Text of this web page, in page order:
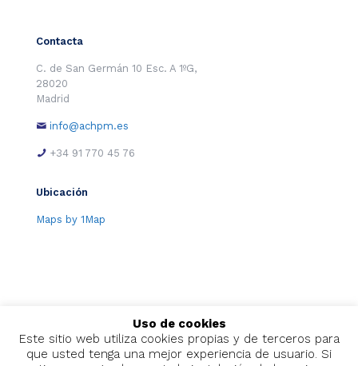
Contacta
C. de San Germán 10 Esc. A 1ºG,
28020
Madrid
info@achpm.es
+34 91 770 45 76
Ubicación
Maps by 1Map
Uso de cookies
Este sitio web utiliza cookies propias y de terceros para
que usted tenga una mejor experiencia de usuario. Si